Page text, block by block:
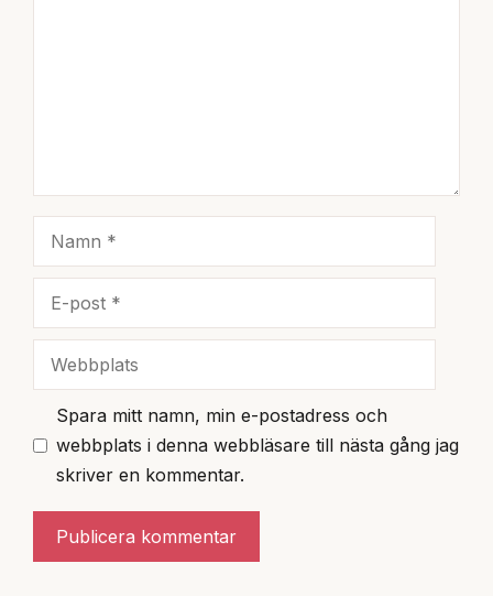
Spara mitt namn, min e-postadress och
webbplats i denna webbläsare till nästa gång jag
skriver en kommentar.